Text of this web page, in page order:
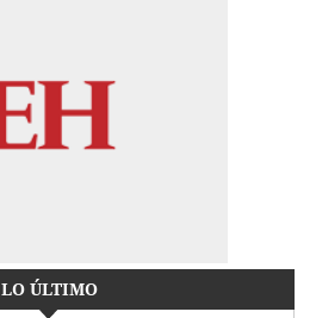
LO ÚLTIMO